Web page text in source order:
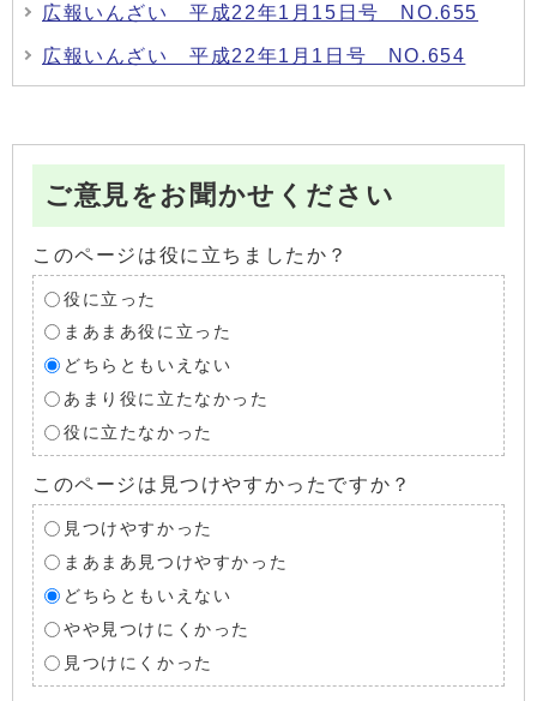
広報いんざい 平成22年1月15日号 NO.655
広報いんざい 平成22年1月1日号 NO.654
ご意見をお聞かせください
このページは役に立ちましたか？
役に立った
まあまあ役に立った
どちらともいえない
あまり役に立たなかった
役に立たなかった
このページは見つけやすかったですか？
見つけやすかった
まあまあ見つけやすかった
どちらともいえない
やや見つけにくかった
見つけにくかった